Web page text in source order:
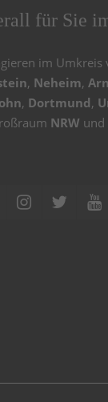
für Sie
im
, Neheim,
, Dortmund,
NRW und